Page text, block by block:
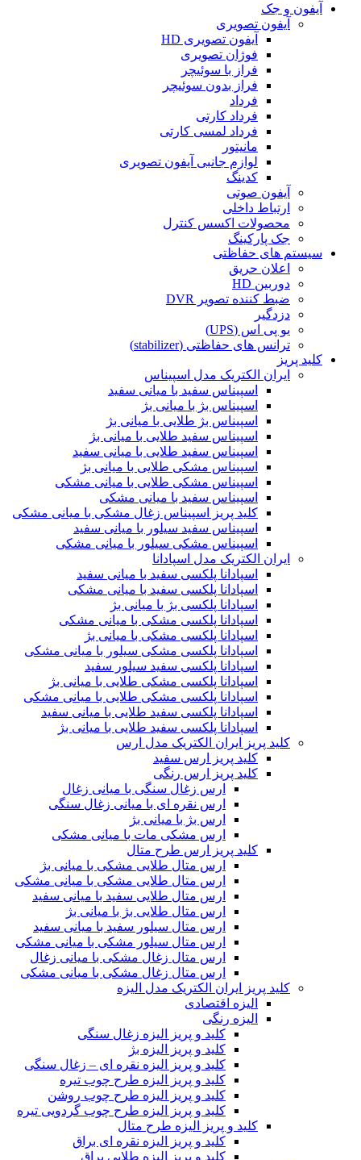
آیفون و جک
آیفون تصویری
آیفون تصویری HD
فوژان تصویری
فراز با سوئیچر
فراز بدون سوئیچر
فرداد
فرداد کارتی
فرداد لمسی کارتی
مانیتور
لوازم جانبی آیفون تصویری
کدینگ
آیفون صوتی
ارتباط داخلی
محصولات اکسس کنترل
جک پارکینگ
سیستم های حفاظتی
اعلان حریق
دوربین HD
ضبط کننده تصویر DVR
دزدگیر
یو پی اس (UPS)
ترانس های حفاظتی (stabilizer)
کلید پریز
ایران الکتریک مدل اسپیناس
اسپیناس سفید با میانی سفید
اسپیناس بژ با میانی بژ
اسپیناس بژ طلایی با میانی بژ
اسپیناس سفید طلایی با میانی بژ
اسپیناس سفید طلایی با میانی سفید
اسپیناس مشکی طلایی با میانی بژ
اسپیناس مشکی طلایی با میانی مشکی
اسپیناس سفید با میانی مشکی
کلید پریز اسپیناس زغال مشکی با میانی مشکی
اسپیناس سفید سیلور با میانی سفید
اسپیناس مشکی سیلور با میانی مشکی
ایران الکتریک مدل اسپادانا
اسپادانا پلکسی سفید با میانی سفید
اسپادانا پلکسی سفید با میانی مشکی
اسپادانا پلکسی بژ با میانی بژ
اسپادانا پلکسی مشکی با میانی مشکی
اسپادانا پلکسی مشکی با میانی بژ
اسپادانا پلکسی مشکی سیلور با میانی مشکی
اسپادانا پلکسی سفید سیلور سفید
اسپادانا پلکسی مشکی طلایی با میانی بژ
اسپادانا پلکسی مشکی طلایی با میانی مشکی
اسپادانا پلکسی سفید طلایی با میانی سفید
اسپادانا پلکسی سفید طلایی با میانی بژ
کلید پریز ایران الکتریک مدل ارس
کلید پریز ارس سفید
کلید پریز ارس رنگی
ارس زغال سنگی با میانی زغال
ارس نقره ای با میانی زغال سنگی
ارس بژ با میانی بژ
ارس مشکی مات با میانی مشکی
کلید پریز ارس طرح متال
ارس متال طلایی مشکی با میانی بژ
ارس متال طلایی مشکی با میانی مشکی
ارس متال طلایی سفید با میانی سفید
ارس متال طلایی بژ با میانی بژ
ارس متال سیلور سفید با میانی سفید
ارس متال سیلور مشکی با میانی مشکی
ارس متال زغال مشکی با میانی زغال
ارس متال زغال مشکی با میانی مشکی
کلید پریز ایران الکتریک مدل الیزه
الیزه اقتصادی
الیزه رنگی
کلید و پریز الیزه زغال سنگی
کلید و پریز الیزه بژ
کلید و پریز الیزه نقره ای – زغال سنگی
کلید و پریز الیزه طرح چوب تیره
کلید و پریز الیزه طرح چوب روشن
کلید و پریز الیزه طرح چوب گردویی تیره
کلید و پریز الیزه طرح متال
کلید و پریز الیزه نقره ای براق
کلید و پریز الیزه طلایی براق